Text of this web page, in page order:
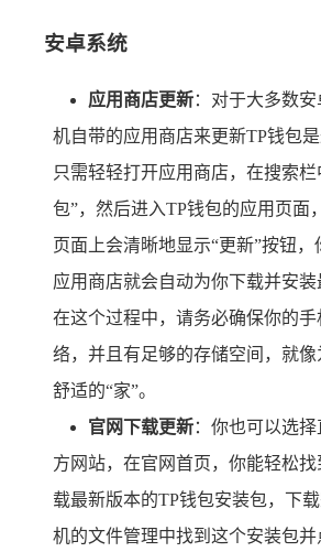
安卓系统
应用商店更新：对于大多数
机自带的应用商店来更新TP钱包
只需轻轻打开应用商店，在搜索栏
包”，然后进入TP钱包的应用页面
页面上会清晰地显示“更新”按钮，
应用商店就会自动为你下载并安装
在这个过程中，请务必确保你的手
络，并且有足够的存储空间，就
舒适的“家”。
官网下载更新：你也可以选
方网站，在官网首页，你能轻松
载最新版本的TP钱包安装包，下
机的文件管理中找到这个安装包